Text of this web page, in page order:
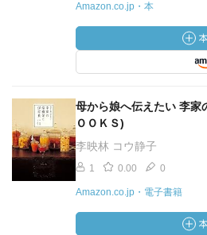
Amazon.co.jp・本
母から娘へ伝えたい 李家
ＯＯＫＳ)
李映林 コウ静子
1 0.00 0
Amazon.co.jp・電子書籍